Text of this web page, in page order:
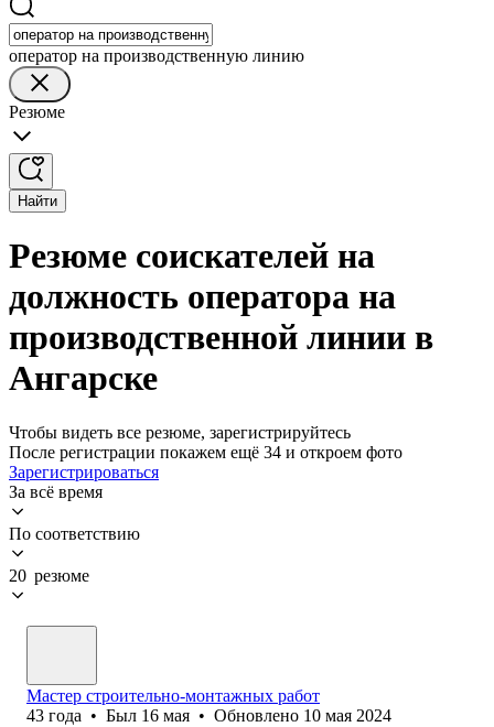
оператор на производственную линию
Резюме
Найти
Резюме соискателей на
должность оператора на
производственной линии в
Ангарске
Чтобы видеть все резюме, зарегистрируйтесь
После регистрации покажем ещё 34 и откроем фото
Зарегистрироваться
За всё время
По соответствию
20 резюме
Мастер строительно-монтажных работ
43 года • Был 16 мая • Обновлено 10 мая 2024